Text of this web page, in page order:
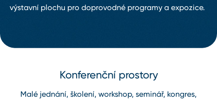
výstavní plochu pro doprovodné programy a expozice.
Konferenční prostory
Malé jednání, školení, workshop, seminář, kongres,